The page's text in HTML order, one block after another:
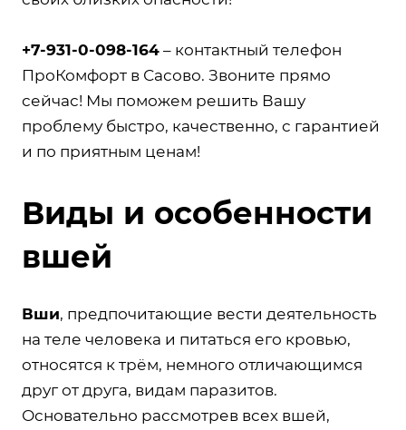
+7-931-0-098-164 – контактный телефон
ПроКомфорт в Сасово. Звоните прямо
сейчас! Мы поможем решить Вашу
проблему быстро, качественно, с гарантией
и по приятным ценам!
Виды и особенности
вшей
Вши, предпочитающие вести деятельность
на теле человека и питаться его кровью,
относятся к трём, немного отличающимся
друг от друга, видам паразитов.
Основательно рассмотрев всех вшей,